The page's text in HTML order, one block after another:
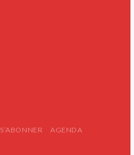
S’ABONNER AGENDA